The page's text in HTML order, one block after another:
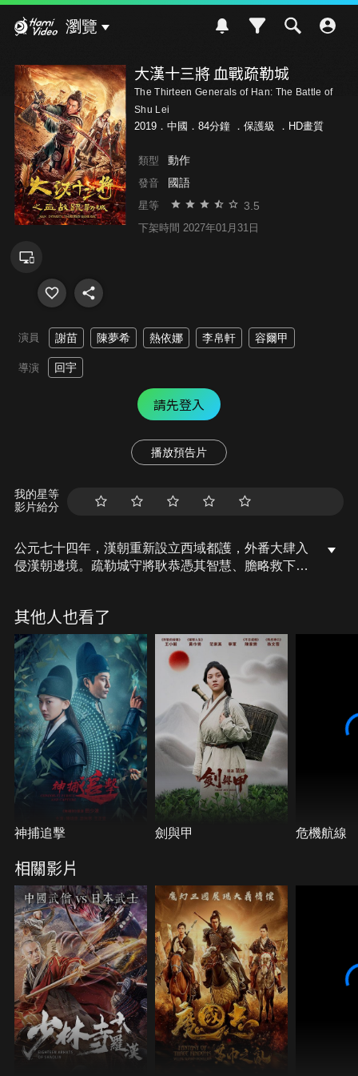
瀏覽
大漢十三將 血戰疏勒城
The Thirteen Generals of Han: The Battle of
Shu Lei
2019．中國．84分鐘 ． 保護級 ．HD畫質
類型 動作
發音 國語
星等 3.5
下架時間 2027年01月31日
演員 謝苗 陳夢希 熱依娜 李帛軒 容爾甲
導演 回宇
請先登入
播放預告片
我的星等
影片給分
公元七十四年，漢朝重新設立西域都護，外番大肆入
侵漢朝邊境。疏勒城守將耿恭憑其智慧、膽略救下被
軍，粉碎了外番侵略圖謀，而歸返入關將士僅餘十三
人。故事彰顯了大漢朝“犯我大漢者，雖遠必誅”與“凡
我大漢子民，雖遠必救”的精神。
其他人也看了
神捕追擊 劍與甲 危機航線
相關影片